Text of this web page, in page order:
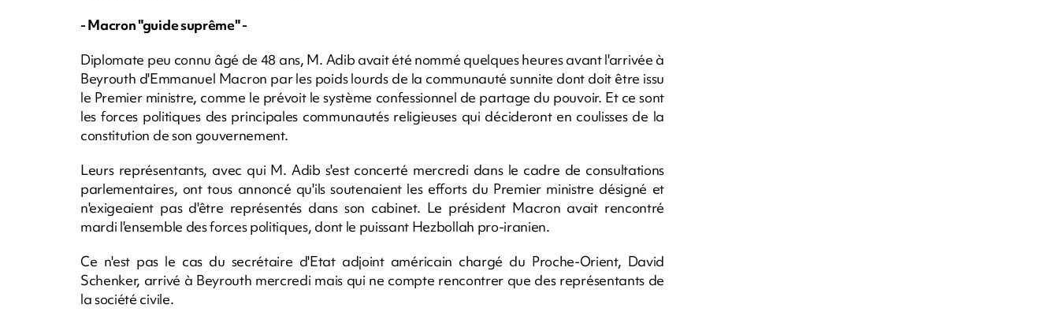
- Macron "guide suprême" -
Diplomate peu connu âgé de 48 ans, M. Adib avait été nommé quelques heures avant l'arrivée à
Beyrouth d'Emmanuel Macron par les poids lourds de la communauté sunnite dont doit être issu
le Premier ministre, comme le prévoit le système confessionnel de partage du pouvoir. Et ce sont
les forces politiques des principales communautés religieuses qui décideront en coulisses de la
constitution de son gouvernement.
Leurs représentants, avec qui M. Adib s'est concerté mercredi dans le cadre de consultations
parlementaires, ont tous annoncé qu'ils soutenaient les efforts du Premier ministre désigné et
n'exigeaient pas d'être représentés dans son cabinet. Le président Macron avait rencontré
mardi l'ensemble des forces politiques, dont le puissant Hezbollah pro-iranien.
Ce n'est pas le cas du secrétaire d'Etat adjoint américain chargé du Proche-Orient, David
Schenker, arrivé à Beyrouth mercredi mais qui ne compte rencontrer que des représentants de
la société civile.